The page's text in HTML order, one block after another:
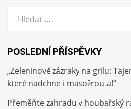
POSLEDNÍ PŘÍSPĚVKY
„Zeleninové zázraky na grilu:
které nadchne i masožrouta!“
Přeměňte zahradu v houbařský